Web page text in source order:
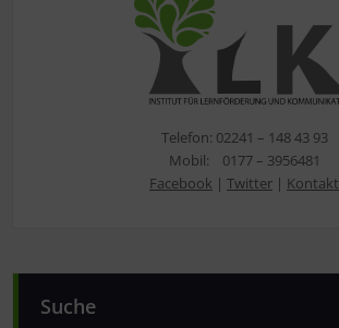
Telefon: 02241 – 148 43 93
Mobil: 0177 – 3956481
Facebook | Twitter | Kontakt
Suche